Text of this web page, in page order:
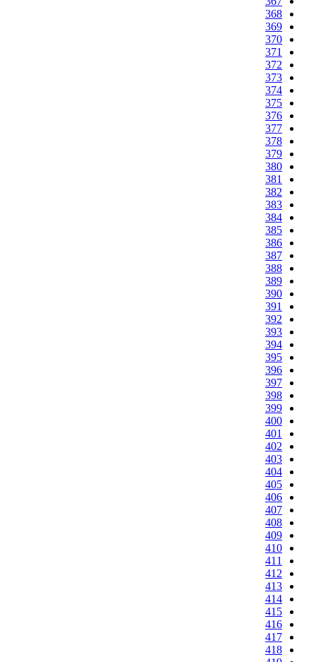
368
369
370
371
372
373
374
375
376
377
378
379
380
381
382
383
384
385
386
387
388
389
390
391
392
393
394
395
396
397
398
399
400
401
402
403
404
405
406
407
408
409
410
411
412
413
414
415
416
417
418